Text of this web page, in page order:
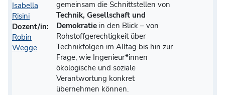
gemeinsam die Schnittstellen von
Technik, Gesellschaft und
Demokratiein den Blick – von
Rohstoffgerechtigkeit über
Technikfolgen im Alltag bis hin zur
Frage, wie Ingenieur*innen
ökologische und soziale
Verantwortung konkret
übernehmen können.
Isabella
Risini
Dozent/in:
Robin
Wegge